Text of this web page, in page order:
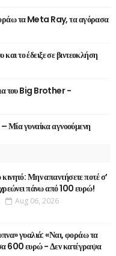
τα Meta Ray, τα αγόρασα
το έδειξε σε βιντεοκλήση
του Big Brother -
Μία γυναίκα αγνοούμενη
Μην απαντήσετε ποτέ σ’
πάνω από 100 ευρώ!
Aug 06, 2026
γυαλιά: «Ναι, φοράω τα
600 ευρώ - Δεν κατέγραψα